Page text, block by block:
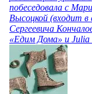
побеседовала с
Высоцкой (входит в
Сергеевича
«Едим Дома» и Julia